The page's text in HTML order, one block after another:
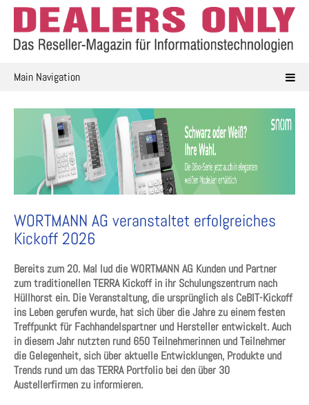
Skip
content
Main Navigation
WORTMANN AG veranstaltet erfolgreiches
Kickoff 2026
Bereits zum 20. Mal lud die WORTMANN AG Kunden und Partner
zum traditionellen TERRA Kickoff in ihr Schulungszentrum nach
Hüllhorst ein. Die Veranstaltung, die ursprünglich als CeBIT-Kickoff
ins Leben gerufen wurde, hat sich über die Jahre zu einem festen
Treffpunkt für Fachhandelspartner und Hersteller entwickelt. Auch
in diesem Jahr nutzten rund 650 Teilnehmerinnen und Teilnehmer
die Gelegenheit, sich über aktuelle Entwicklungen, Produkte und
Trends rund um das TERRA Portfolio bei den über 30
Austellerfirmen zu informieren.